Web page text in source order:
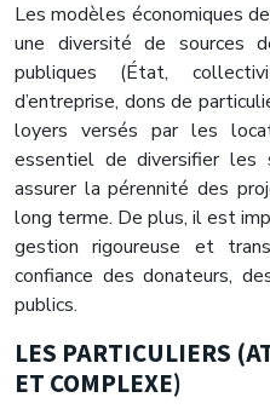
Les modèles économiques
une diversité de sources
publiques (État,
d’entreprise, dons de
loyers versés par les
essentiel de diversifier les
assurer la pérennité des
long terme. De plus, il est
gestion rigoureuse et
confiance des donateurs,
publics.
LES PARTICULIERS
ET COMPLEXE)